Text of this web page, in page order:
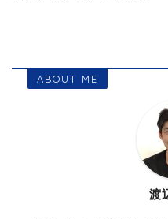
ABOUT ME
渡